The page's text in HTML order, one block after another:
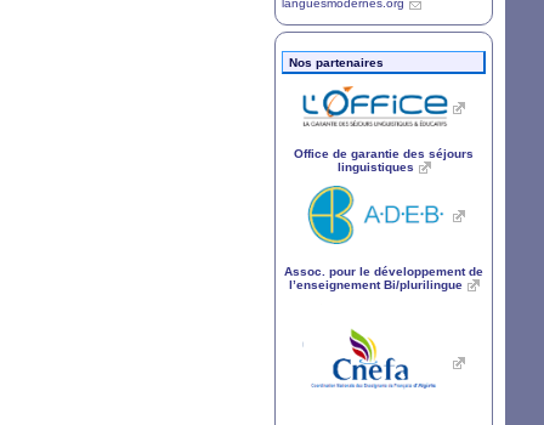
languesmodernes.org
Nos partenaires
Office de garantie des séjours
linguistiques
Assoc. pour le développement de
l’enseignement Bi/plurilingue